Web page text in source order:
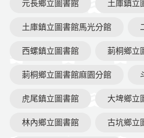
元長鄉立圖書館 土庫鎮立
土庫鎮立圖書館馬光分館
西螺鎮立圖書館 莿桐鄉立
莿桐鄉立圖書館麻園分館
虎尾鎮立圖書館 大埤鄉立
林內鄉立圖書館 古坑鄉立